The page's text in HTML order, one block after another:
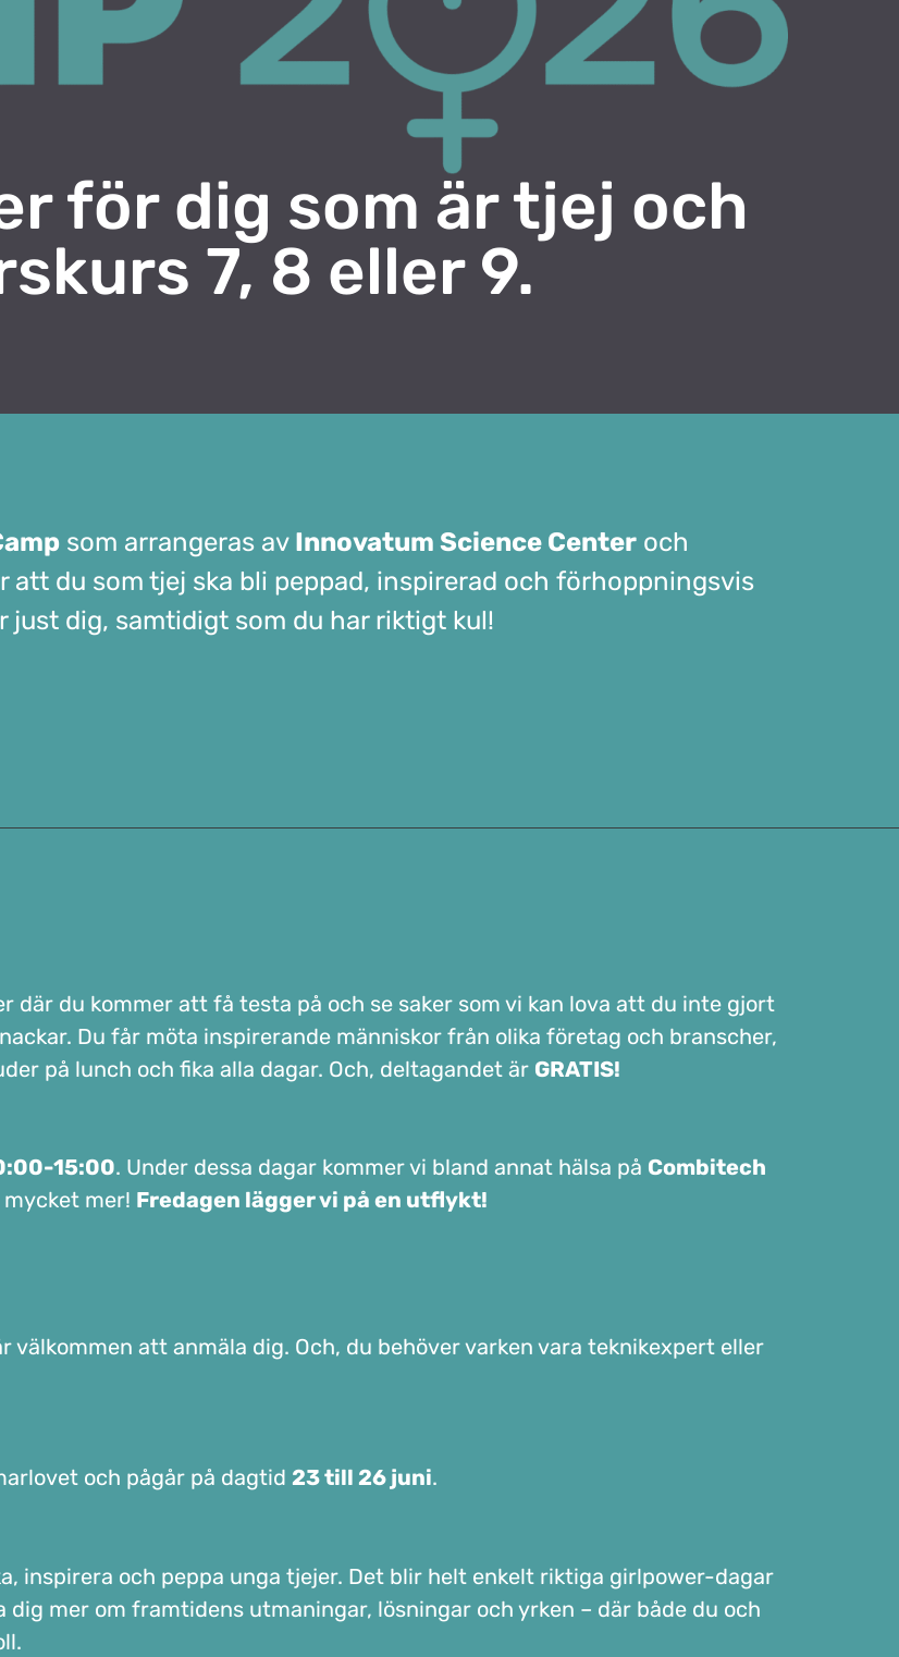
för dig som är tjej och
7, 8 eller 9.
som arrangeras av Innovatum Science Center och
att du som tjej ska bli peppad, inspirerad och förhoppningsvis
dig, samtidigt som du har riktigt kul!
där du kommer att få testa på och se saker som vi kan lova att du inte gjort
Du får möta inspirerande människor från olika företag och branscher,
på lunch och fika alla dagar. Och, deltagandet är GRATIS!
15:00. Under dessa dagar kommer vi bland annat hälsa på Combitech
mer! Fredagen lägger vi på en utflykt!
välkommen att anmäla dig. Och, du behöver varken vara teknikexpert eller
och pågår på dagtid 23 till 26 juni.
inspirera och peppa unga tjejer. Det blir helt enkelt riktiga girlpower-dagar
mer om framtidens utmaningar, lösningar och yrken – där både du och